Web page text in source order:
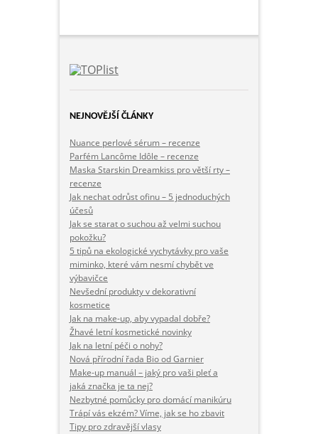
NEJNOVĚJŠÍ ČLÁNKY
Nuance perlové sérum – recenze
Parfém Lancôme Idôle – recenze
Maska Starskin Dreamkiss pro větší rty –
recenze
Jak nechat odrůst ofinu – 5 jednoduchých
účesů
Jak se starat o suchou až velmi suchou
pokožku?
5 tipů na ekologické vychytávky pro vaše
miminko, které vám nesmí chybět ve
výbavičce
Nevšední produkty v dekorativní
kosmetice
Jak na make-up, aby vypadal dobře?
Žhavé letní kosmetické novinky
Jak na letní péči o nohy?
Nová přírodní řada Bio od Garnier
Make-up manuál – jaký pro vaši pleť a
jaká značka je ta nej?
Nezbytné pomůcky pro domácí manikúru
Trápí vás ekzém? Víme, jak se ho zbavit
Tipy pro zdravější vlasy